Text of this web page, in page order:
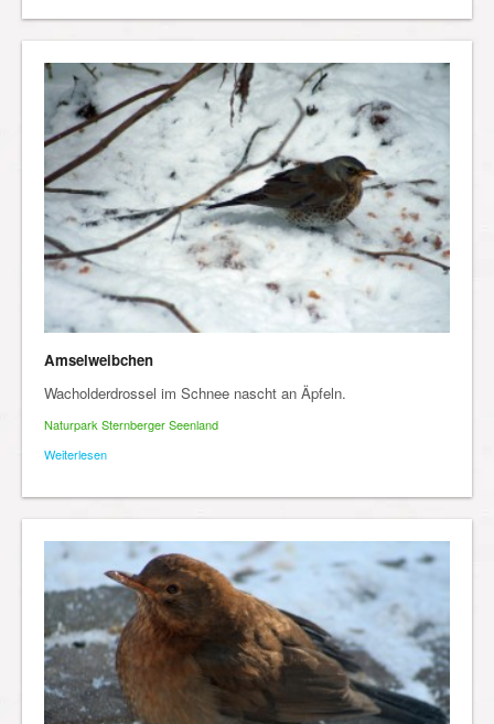
Amselweibchen
Wacholderdrossel im Schnee nascht an Äpfeln.
Naturpark Sternberger Seenland
Weiterlesen